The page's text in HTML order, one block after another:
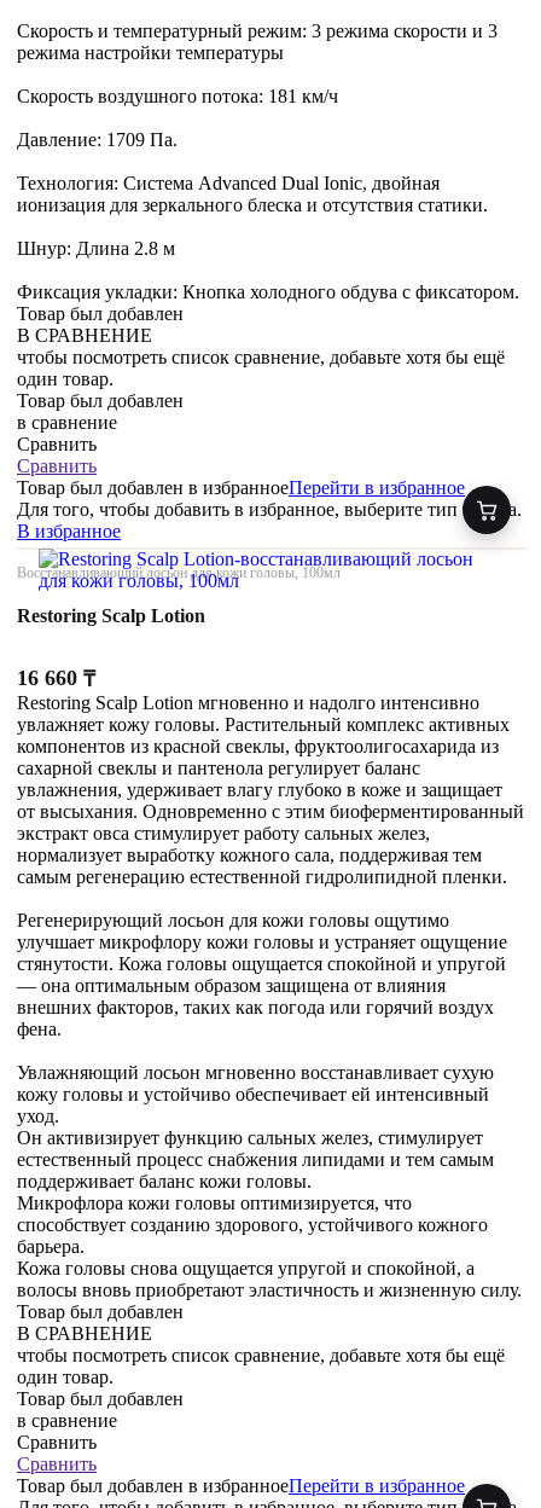
Скорость и температурный режим: 3 режима скорости и 3
режима настройки температуры
Скорость воздушного потока: 181 км/ч
Давление: 1709 Па.
Технология: Система Advanced Dual Ionic, двойная
ионизация для зеркального блеска и отсутствия статики.
Шнур: Длина 2.8 м
Фиксация укладки: Кнопка холодного обдува с фиксатором.
Товар был добавлен
В СРАВНЕНИЕ
чтобы посмотреть список сравнение, добавьте хотя бы ещё
один товар.
Товар был добавлен
в сравнение
Сравнить
Сравнить
Товар был добавлен в избранноеПерейти в избранное
Для того, чтобы добавить в избранное, выберите тип товара.
В избранное
Восстанавливающий лосьон для кожи головы, 100мл
Restoring Scalp Lotion
16 660 ₸
Restoring Scalp Lotion мгновенно и надолго интенсивно
увлажняет кожу головы. Растительный комплекс активных
компонентов из красной свеклы, фруктоолигосахарида из
сахарной свеклы и пантенола регулирует баланс
увлажнения, удерживает влагу глубоко в коже и защищает
от высыхания. Одновременно с этим биоферментированный
экстракт овса стимулирует работу сальных желез,
нормализует выработку кожного сала, поддерживая тем
самым регенерацию естественной гидролипидной пленки.
Регенерирующий лосьон для кожи головы ощутимо
улучшает микрофлору кожи головы и устраняет ощущение
стянутости. Кожа головы ощущается спокойной и упругой
— она оптимальным образом защищена от влияния
внешних факторов, таких как погода или горячий воздух
фена.
Увлажняющий лосьон мгновенно восстанавливает сухую
кожу головы и устойчиво обеспечивает ей интенсивный
уход.
Он активизирует функцию сальных желез, стимулирует
естественный процесс снабжения липидами и тем самым
поддерживает баланс кожи головы.
Микрофлора кожи головы оптимизируется, что
способствует созданию здорового, устойчивого кожного
барьера.
Кожа головы снова ощущается упругой и спокойной, а
волосы вновь приобретают эластичность и жизненную силу.
Товар был добавлен
В СРАВНЕНИЕ
чтобы посмотреть список сравнение, добавьте хотя бы ещё
один товар.
Товар был добавлен
в сравнение
Сравнить
Сравнить
Товар был добавлен в избранноеПерейти в избранное